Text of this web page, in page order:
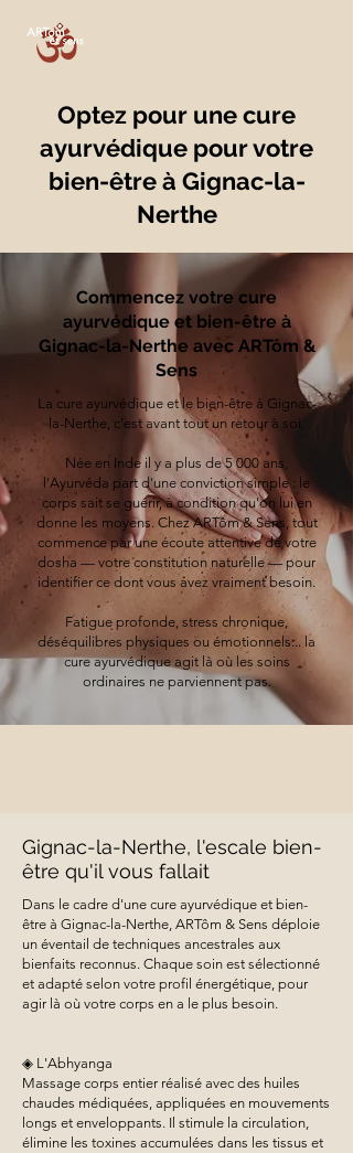
Optez pour une cure
ayurvédique pour votre
bien-être à Gignac-la-
Nerthe
Commencez votre cure
ayurvédique et bien-être à
Gignac-la-Nerthe avec ARTôm &
Sens
La cure ayurvédique et le bien-être à Gignac-
la-Nerthe, c'est avant tout un retour à soi.
Née en Inde il y a plus de 5 000 ans,
l'Ayurvéda part d'une conviction simple : le
corps sait se guérir, à condition qu'on lui en
donne les moyens. Chez ARTôm & Sens, tout
commence par une écoute attentive de votre
dosha — votre constitution naturelle — pour
identifier ce dont vous avez vraiment besoin.
Fatigue profonde, stress chronique,
déséquilibres physiques ou émotionnels... la
cure ayurvédique agit là où les soins
ordinaires ne parviennent pas.
Gignac-la-Nerthe, l'escale bien-
être qu'il vous fallait
Dans le cadre d'une cure ayurvédique et bien-
être à Gignac-la-Nerthe, ARTôm & Sens déploie
un éventail de techniques ancestrales aux
bienfaits reconnus. Chaque soin est sélectionné
et adapté selon votre profil énergétique, pour
agir là où votre corps en a le plus besoin.
◈ L'Abhyanga
Massage corps entier réalisé avec des huiles
chaudes médiquées, appliquées en mouvements
longs et enveloppants. Il stimule la circulation,
élimine les toxines accumulées dans les tissus et